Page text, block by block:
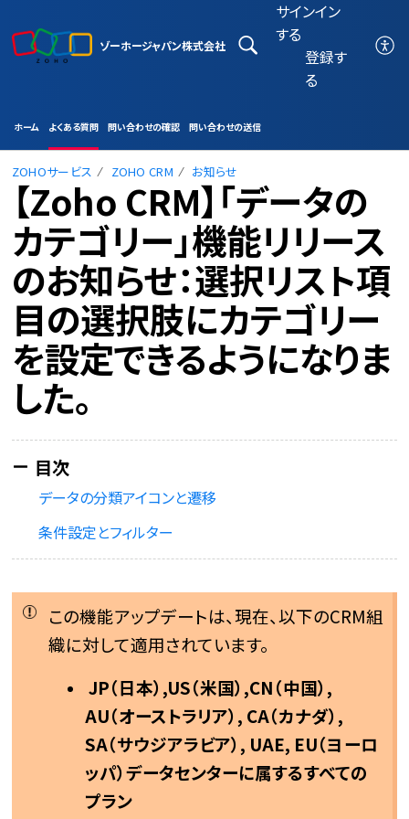
ゾーホージャパン株式会社
サインイン
する
登録す
る
ホーム よくある質問 問い合わせの確認 問い合わせの送信
ZOHOサービス ZOHO CRM お知らせ
【Zoho CRM】「データの
カテゴリー」機能リリース
のお知らせ：選択リスト項
目の選択肢にカテゴリー
を設定できるようになりま
した。
データの分類アイコンと遷移
条件設定とフィルター
この機能アップデートは、現在、以下のCRM組
織に対して適用されています。
JP（日本）,US（米国）,CN（中国）,
AU（オーストラリア）, CA（カナダ）,
SA（サウジアラビア）, UAE, EU（ヨーロ
ッパ）データセンターに属するすべての
プラン